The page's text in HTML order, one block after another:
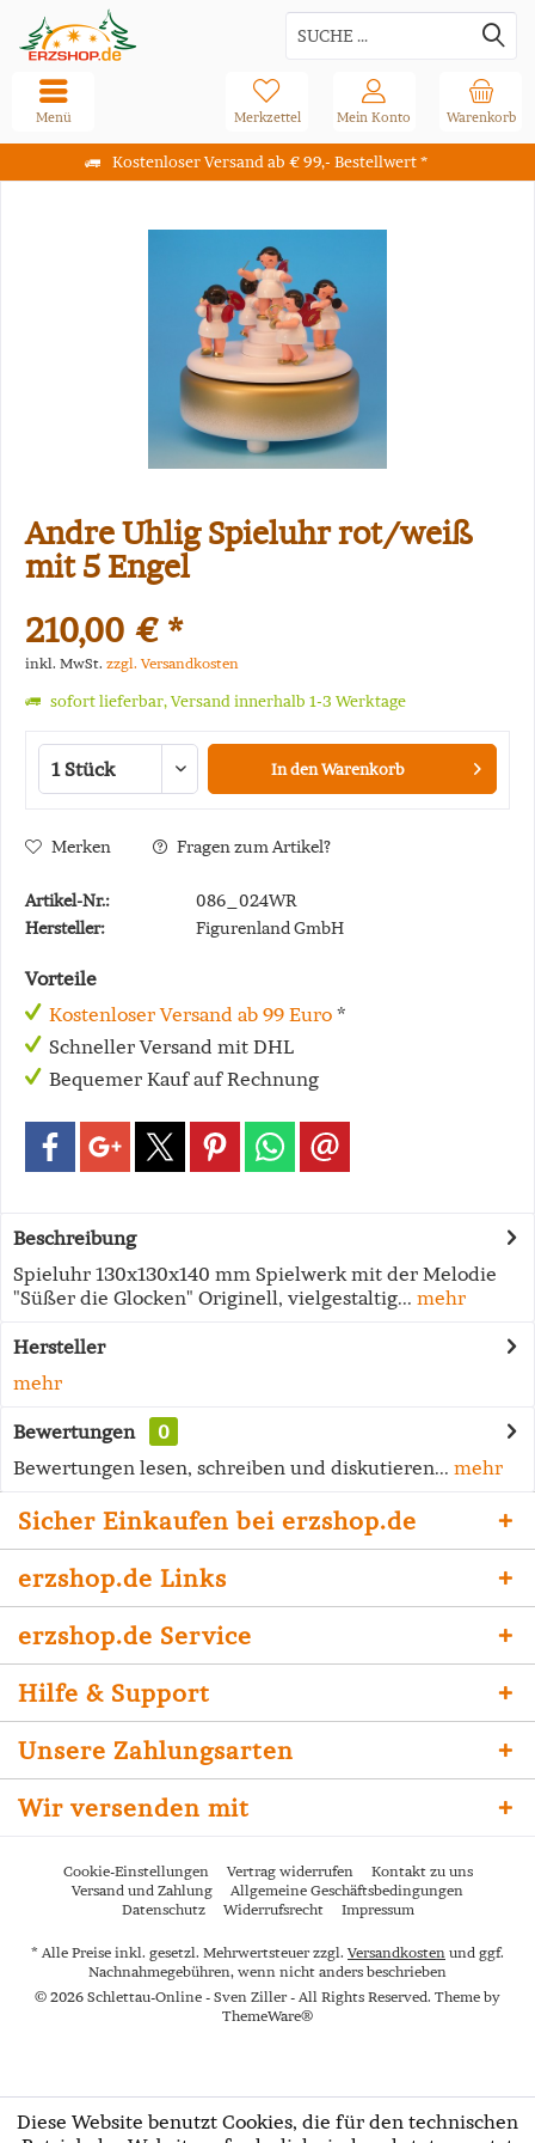
Kostenloser Versand ab € 99,- Bestellwert *
Warenkorb
Merkzettel Mein Konto
Menü
Andre Uhlig Spieluhr rot/weiß
mit 5 Engel
210,00 € *
inkl. MwSt. zzgl. Versandkosten
sofort lieferbar, Versand innerhalb 1-3 Werktage
In denWarenkorb
Merken Fragen zum Artikel?
Artikel-Nr.:
086_024WR
Hersteller:
Figurenland GmbH
Vorteile
Kostenloser Versand ab 99 Euro *
Schneller Versand mit DHL
Bequemer Kauf auf Rechnung
Beschreibung
Spieluhr 130x130x140 mm Spielwerk mit der Melodie
"Süßer die Glocken" Originell, vielgestaltig... mehr
Hersteller
mehr
Bewertungen
0
Bewertungen lesen, schreiben und diskutieren... mehr
Sicher Einkaufen bei erzshop.de
erzshop.de Links
erzshop.de Service
Hilfe & Support
Unsere Zahlungsarten
Wir versenden mit
Cookie-Einstellungen Vertrag widerrufen
Kontakt zu uns
Versand und Zahlung
Allgemeine Geschäftsbedingungen
Datenschutz
Widerrufsrecht Impressum
* Alle Preise inkl. gesetzl. Mehrwertsteuer zzgl. Versandkosten und ggf.
Nachnahmegebühren, wenn nicht anders beschrieben
© 2026 Schlettau-Online - Sven Ziller - All Rights Reserved. Theme by
ThemeWare®
Diese Website benutzt Cookies, die für den technischen